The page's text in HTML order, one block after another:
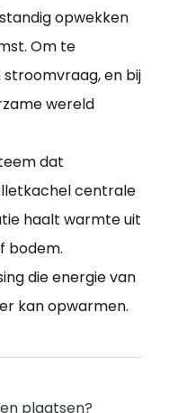
opwekken
Om te
en bij
wereld
dat
centrale
haalt warmte uit
bodem.
die energie van
kan opwarmen.
plaatsen?